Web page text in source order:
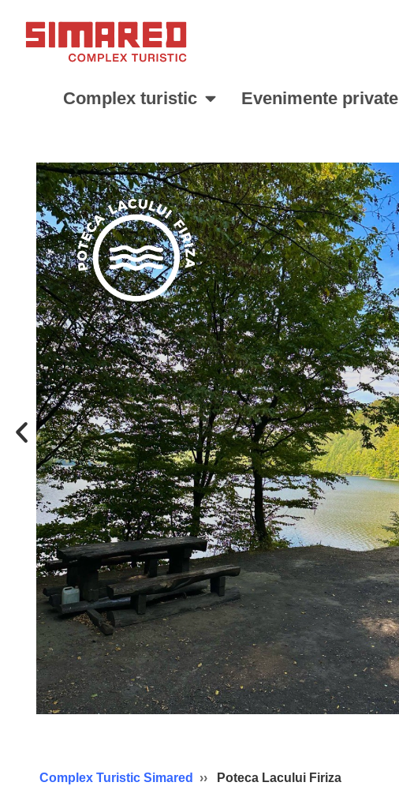
Complex turistic Evenimente private
Complex Turistic Simared Poteca Lacului Firiza